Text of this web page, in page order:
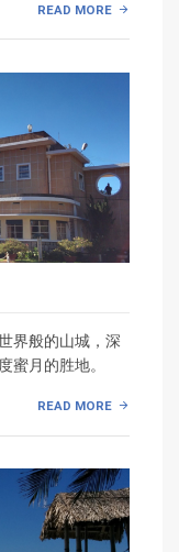
READ MORE
界般的山城，深
蜜月的胜地。
READ MORE